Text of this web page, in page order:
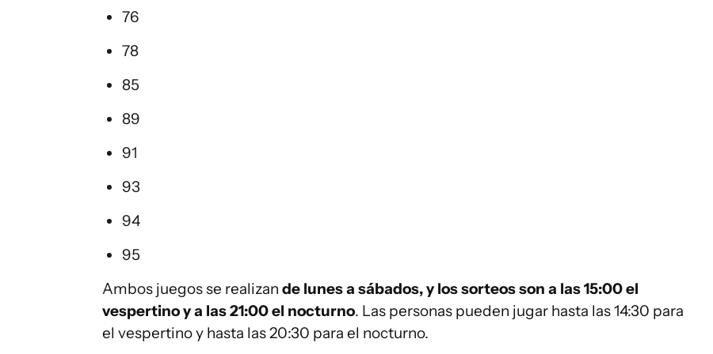
76
78
85
89
91
93
94
95
Ambos juegos se realizan de lunes a sábados, y los sorteos son a las 15:00 el
vespertino y a las 21:00 el nocturno. Las personas pueden jugar hasta las 14:30 para
el vespertino y hasta las 20:30 para el nocturno.